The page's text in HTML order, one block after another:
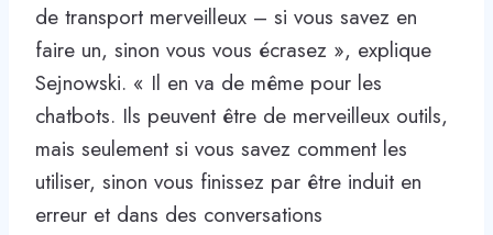
de transport merveilleux – si vous savez en
faire un, sinon vous vous écrasez », explique
Sejnowski. « Il en va de même pour les
chatbots. Ils peuvent être de merveilleux outils,
mais seulement si vous savez comment les
utiliser, sinon vous finissez par être induit en
erreur et dans des conversations